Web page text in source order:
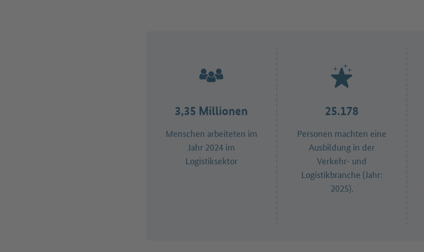
3,35 Millionen
Menschen arbeiteten im
Jahr 2024 im
Logistiksektor
25.178
Personen machten eine
Ausbildung in der
Verkehr- und
Logistikbranche (Jahr:
2025).